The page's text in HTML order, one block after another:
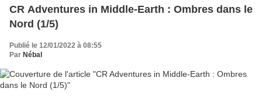
CR Adventures in Middle-Earth : Ombres dans le
Nord (1/5)
Publié le 12/01/2022 à 08:55
Par Nébal